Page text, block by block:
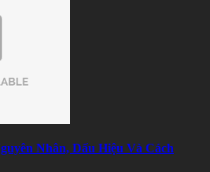
Nhân, Dấu Hiệu Và Cách